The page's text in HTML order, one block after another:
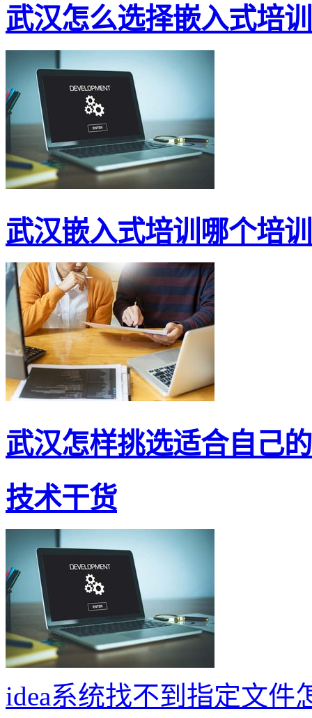
武汉怎么选择嵌入式培
武汉嵌入式培训哪个培
武汉怎样挑选适合自己
技术干货
idea系统找不到指定文件